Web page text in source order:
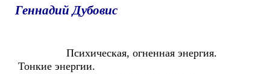
Геннадий Дубовис
Психическая, огненная энергия.
Тонкие энергии.